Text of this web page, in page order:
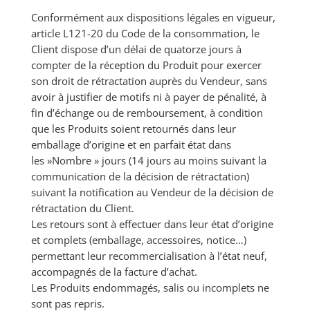
Conformément aux dispositions légales en vigueur,
article L121-20 du Code de la consommation, le
Client dispose d’un délai de quatorze jours à
compter de la réception du Produit pour exercer
son droit de rétractation auprès du Vendeur, sans
avoir à justifier de motifs ni à payer de pénalité, à
fin d’échange ou de remboursement, à condition
que les Produits soient retournés dans leur
emballage d’origine et en parfait état dans
les »Nombre » jours (14 jours au moins suivant la
communication de la décision de rétractation)
suivant la notification au Vendeur de la décision de
rétractation du Client.
Les retours sont à effectuer dans leur état d’origine
et complets (emballage, accessoires, notice…)
permettant leur recommercialisation à l’état neuf,
accompagnés de la facture d’achat.
Les Produits endommagés, salis ou incomplets ne
sont pas repris.